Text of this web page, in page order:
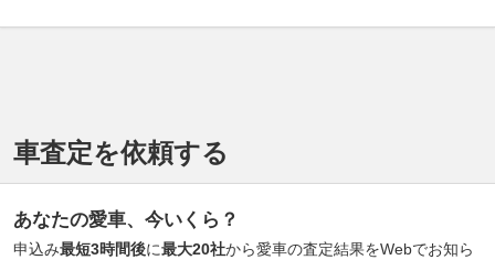
車査定を依頼する
あなたの愛車、今いくら？
申込み最短3時間後に最大20社から愛車の査定結果をWebでお知ら